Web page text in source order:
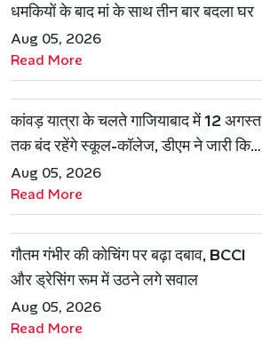
धमकियों के बाद मां के साथ तीन बार बदला घर
Aug 05, 2026
Read More
कांवड़ यात्रा के चलते गाजियाबाद में 12 अगस्त
तक बंद रहेंगे स्कूल-कॉलेज, डीएम ने जारी किया
आदेश
Aug 05, 2026
Read More
गौतम गंभीर की कोचिंग पर बढ़ा दबाव, BCCI
और ड्रेसिंग रूम में उठने लगे सवाल
Aug 05, 2026
Read More